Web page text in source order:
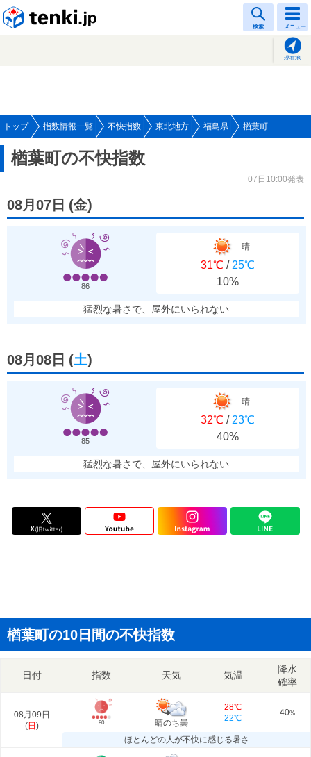
検索 メニュー
現在地
トップ 指数情報一覧 不快指数 東北地方 福島県 楢葉町
楢葉町の不快指数
07日10:00発表
08月07日 (金)
86
晴
31℃ / 25℃
10%
猛烈な暑さで、屋外にいられない
08月08日 (土)
85
晴
32℃ / 23℃
40%
猛烈な暑さで、屋外にいられない
楢葉町の10日間の不快指数
日付 指数 天気 気温
降水
確率
08月09日
(日 ) 80 晴のち曇
28℃
22℃
40%
ほとんどの人が不快に感じる暑さ